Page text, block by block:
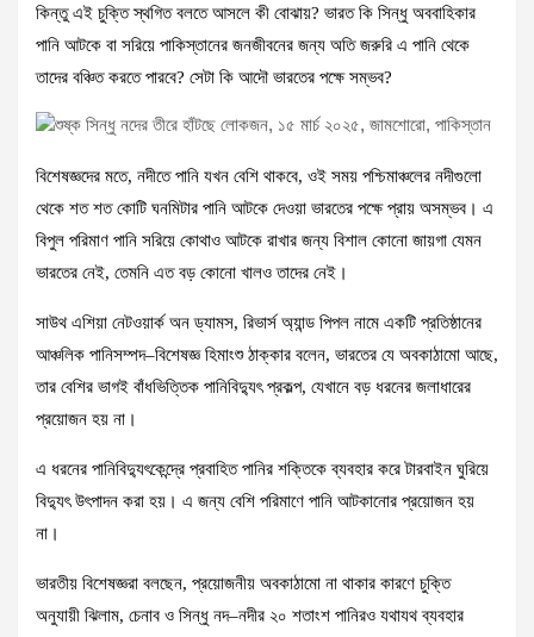
কিন্তু এই চুক্তি স্থগিত বলতে আসলে কী বোঝায়? ভারত কি সিন্ধু অববাহিকার
পানি আটকে বা সরিয়ে পাকিস্তানের জনজীবনের জন্য অতি জরুরি এ পানি থেকে
তাদের বঞ্চিত করতে পারবে? সেটা কি আদৌ ভারতের পক্ষে সম্ভব?
বিশেষজ্ঞদের মতে, নদীতে পানি যখন বেশি থাকবে, ওই সময় পশ্চিমাঞ্চলের নদীগুলো
থেকে শত শত কোটি ঘনমিটার পানি আটকে দেওয়া ভারতের পক্ষে প্রায় অসম্ভব। এ
বিপুল পরিমাণ পানি সরিয়ে কোথাও আটকে রাখার জন্য বিশাল কোনো জায়গা যেমন
ভারতের নেই, তেমনি এত বড় কোনো খালও তাদের নেই।
সাউথ এশিয়া নেটওয়ার্ক অন ড্যামস, রিভার্স অ্যান্ড পিপল নামে একটি প্রতিষ্ঠানের
আঞ্চলিক পানিসম্পদ–বিশেষজ্ঞ হিমাংশু ঠাক্কার বলেন, ভারতের যে অবকাঠামো আছে,
তার বেশির ভাগই বাঁধভিত্তিক পানিবিদ্যুৎ প্রকল্প, যেখানে বড় ধরনের জলাধারের
প্রয়োজন হয় না।
এ ধরনের পানিবিদ্যুৎকেন্দ্রে প্রবাহিত পানির শক্তিকে ব্যবহার করে টারবাইন ঘুরিয়ে
বিদ্যুৎ উৎপাদন করা হয়। এ জন্য বেশি পরিমাণে পানি আটকানোর প্রয়োজন হয়
না।
ভারতীয় বিশেষজ্ঞরা বলছেন, প্রয়োজনীয় অবকাঠামো না থাকার কারণে চুক্তি
অনুযায়ী ঝিলাম, চেনাব ও সিন্ধু নদ–নদীর ২০ শতাংশ পানিরও যথাযথ ব্যবহার